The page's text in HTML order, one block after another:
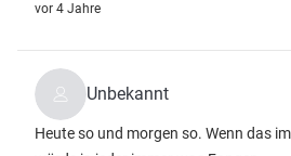
vor 4 Jahre
Unbekannt
Heute so und morgen so. Wenn das